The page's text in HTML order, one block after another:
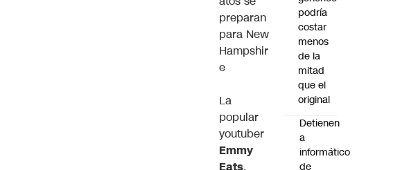
preparan
para New
Hampshir
e
La
popular
youtuber
Emmy
Eats,
podría
costar
menos
de la
mitad
que el
original
Detienen
a
informático
de